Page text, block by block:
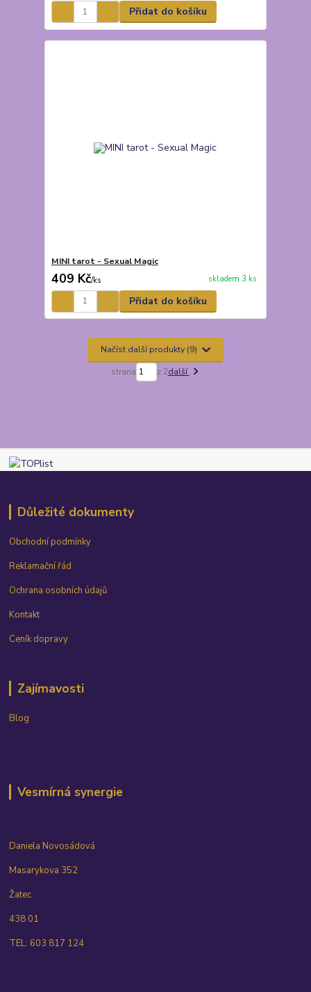
Přidat do košíku
MINI tarot - Sexual Magic
409 Kč/ks skladem 3 ks
Přidat do košíku
Načíst další produkty (9)
strana z 2další
Důležité dokumenty
Obchodní podmínky
Reklamační řád
Ochrana osobních údajů
Kontakt
Ceník dopravy
Zajímavosti
Blog
Vesmírná synergie
Daniela Novosádová
Masarykova 352
Žatec
438 01
TEL: 603 817 124